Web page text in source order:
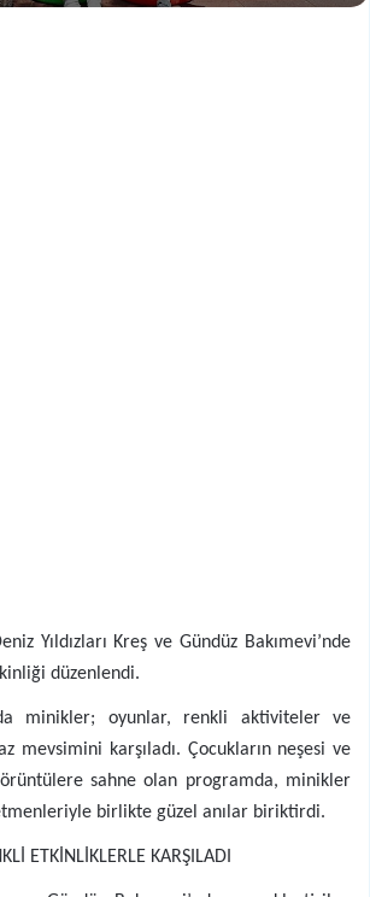
Yıldızları Kreş ve Gündüz Bakımevi’nde
düzenlendi.
minikler; oyunlar, renkli aktiviteler ve
mevsimini karşıladı. Çocukların neşesi ve
sahne olan programda, minikler
birlikte güzel anılar biriktirdi.
ETKİNLİKLERLE KARŞILADI